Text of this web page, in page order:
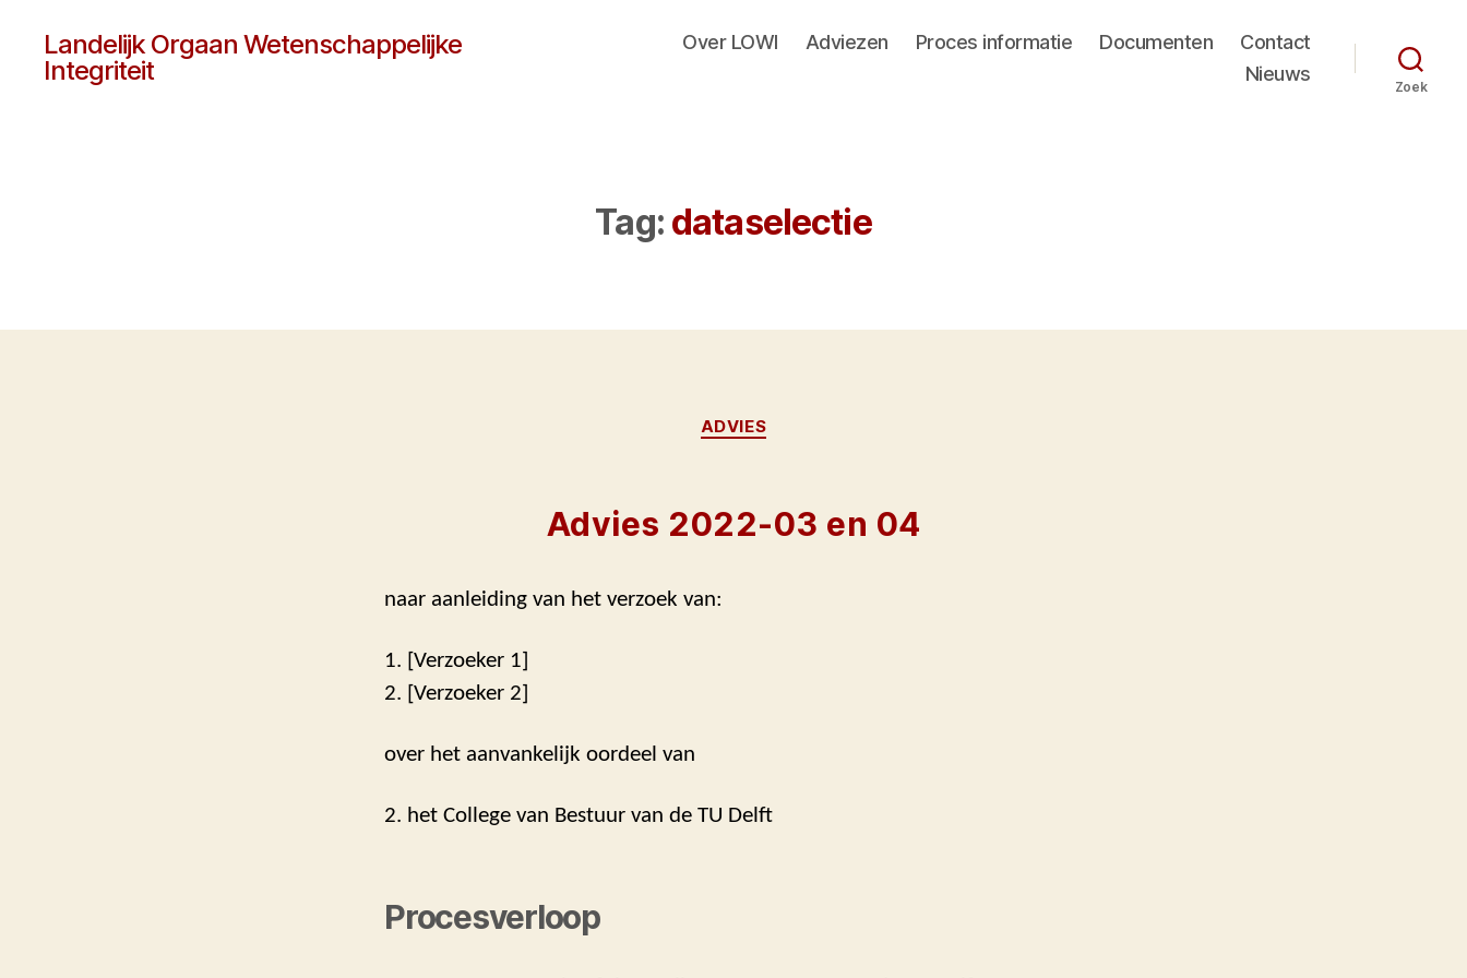
Landelijk Orgaan Wetenschappelijke
Integriteit
Over LOWI Adviezen Proces informatie Documenten
Contact
Nieuws
Zoek
Tag: dataselectie
Categorieën
ADVIES
Advies 2022-03 en 04
naar aanleiding van het verzoek van:
1. [Verzoeker 1]
2. [Verzoeker 2]
over het aanvankelijk oordeel van
2. het College van Bestuur van de TU Delft
Procesverloop